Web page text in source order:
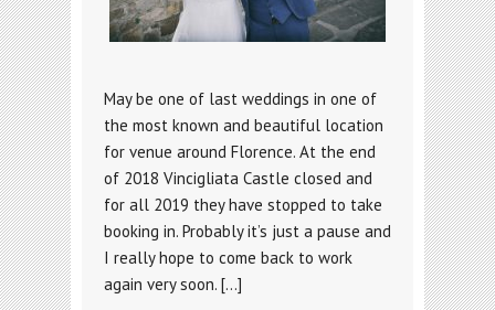
May be one of last weddings in one of
the most known and beautiful location
for venue around Florence. At the end
of 2018 Vincigliata Castle closed and
for all 2019 they have stopped to take
booking in. Probably it’s just a pause and
I really hope to come back to work
again very soon. […]